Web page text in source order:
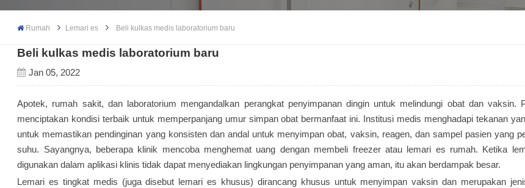
Rumah Lemari es Beli kulkas medis laboratorium baru
Beli kulkas medis laboratorium baru
Jan 05, 2022
Apotek, rumah sakit, dan laboratorium mengandalkan perangkat penyimpanan dingin untuk melindungi obat dan vaksin.
menciptakan kondisi terbaik untuk memperpanjang umur simpan obat bermanfaat ini. Institusi medis menghadapi tekanan
untuk memastikan pendinginan yang konsisten dan andal untuk menyimpan obat, vaksin, reagen, dan sampel pasien yang
suhu. Sayangnya, beberapa klinik mencoba menghemat uang dengan membeli freezer atau lemari es rumah. Ketika
digunakan dalam aplikasi klinis tidak dapat menyediakan lingkungan penyimpanan yang aman, itu akan berdampak besar.
Lemari es tingkat medis (juga disebut lemari es khusus) dirancang khusus untuk menyimpan vaksin dan merupakan